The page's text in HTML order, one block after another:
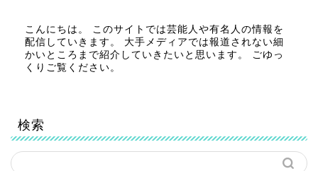
こんにちは。 このサイトでは芸能人や有名人の情報を
配信していきます。 大手メディアでは報道されない細
かいところまで紹介していきたいと思います。 ごゆっ
くりご覧ください。
検索